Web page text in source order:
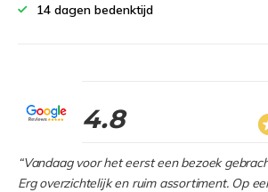
14 dagen bedenktijd
4.8
“Vandaag voor het eerst een bezoek
Erg overzichtelijk en ruim assortiment. Op